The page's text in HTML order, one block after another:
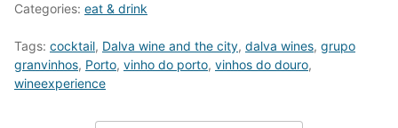
Categories: eat & drink
Tags: cocktail, Dalva wine and the city, dalva wines, grupo
granvinhos, Porto, vinho do porto, vinhos do douro,
wineexperience